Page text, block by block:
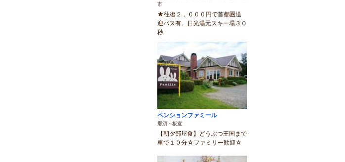
市
★往復２，０００円で首都圏送
迎バス有。日光湯元スキー場３０
秒
ペンションファミール
那須・板室
【朝夕部屋食】どうぶつ王国まで
車で１０分☆ファミリー歓迎☆